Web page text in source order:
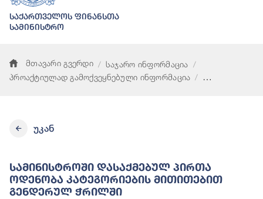
საქართველოს ფინანსთა
სამინისტრო
მთავარი გვერდი
საჯარო ინფორმაცია
პროაქტიულად გამოქვეყნებული ინფორმაცია
უკან
Სამინისტროში Დასაქმებულ Პირთა
Ოდენობა Კატეგორიების Მითითებით
Გენდერულ Ჭრილში